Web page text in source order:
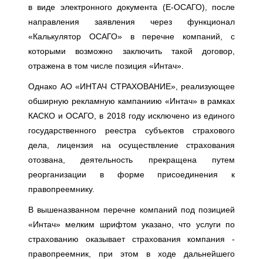
в виде электронного документа (Е-ОСАГО), после
направления заявления через функционал
«Калькулятор ОСАГО» в перечне компаний, с
которыми возможно заключить такой договор,
отражена в том числе позиция «Интач».
Однако АО «ИНТАЧ СТРАХОВАНИЕ», реализующее
обширную рекламную кампаниию «Интач» в рамках
КАСКО и ОСАГО, в 2018 году исключено из единого
государственного реестра субъектов страхового
дела, лицензия на осуществление страхования
отозвана, деятельность прекращена путем
реорганизации в форме присоединения к
правопреемнику.
В вышеназванном перечне компаний под позицией
«Интач» мелким шрифтом указано, что услуги по
страхованию оказывает страхования компания -
правопреемник, при этом в ходе дальнейшего